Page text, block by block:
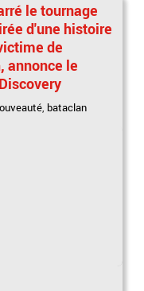
le tournage
d'une histoire
de
annonce le
, bataclan